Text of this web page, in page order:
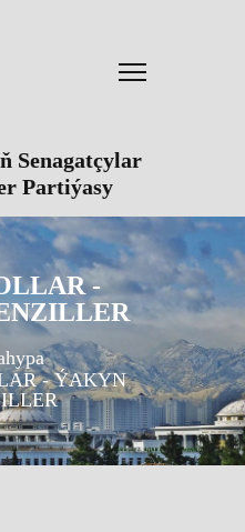
Senagatçylar
Partiýasy
-
- ÝAKYN